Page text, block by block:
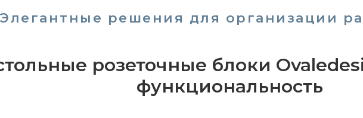
Элегантные решения для организации
розеточные блоки
функциональность